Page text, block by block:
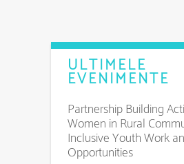
ULTIMELE
EVENIMENTE
Partnership Building
Women in Rural
Inclusive Youth Work
Opportunities